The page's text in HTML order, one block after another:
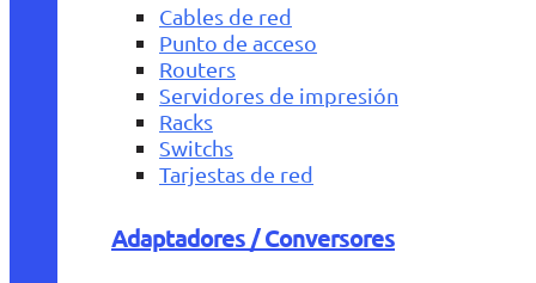
Cables de red
Punto de acceso
Routers
Servidores de impresión
Racks
Switchs
Tarjestas de red
Adaptadores / Conversores